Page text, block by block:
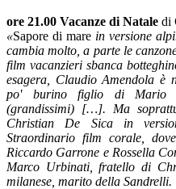
ore 21.00 Vacanze di Natale di
«Sapore di mare in versione
cambia molto, a parte le
film vacanzieri sbanca
esagera, Claudio Amendola è
po' burino figlio di Mario
(grandissimi) […]. Ma
Christian De Sica in
Straordinario film corale,
Riccardo Garrone e Rossella
Marco Urbinati, fratello di
milanese, marito della Sandrelli.